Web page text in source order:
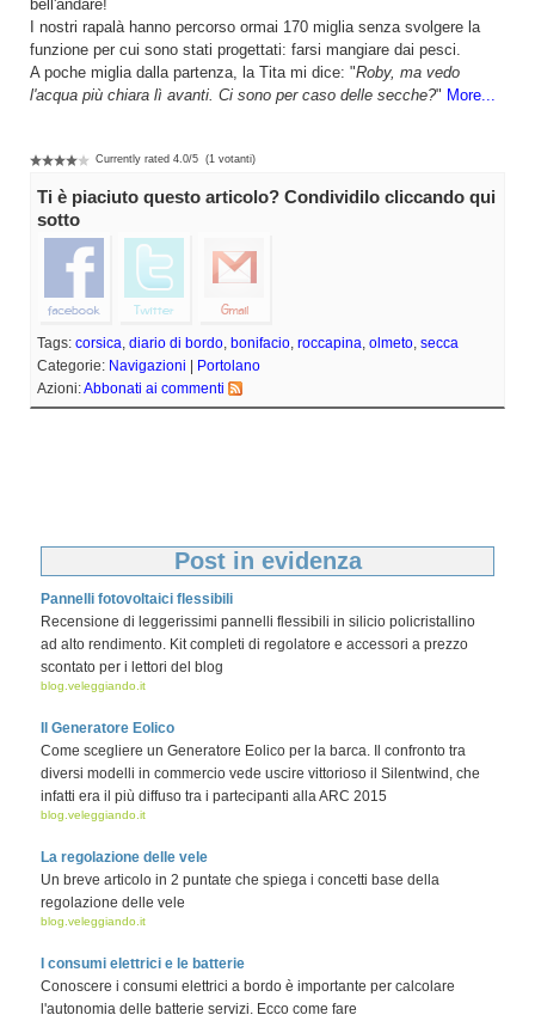
bell'andare!
I nostri rapalà hanno percorso ormai 170 miglia senza svolgere la
funzione per cui sono stati progettati: farsi mangiare dai pesci.
A poche miglia dalla partenza, la Tita mi dice: "Roby, ma vedo
l'acqua più chiara lì avanti. Ci sono per caso delle secche?" More...
Currently rated 4.0/5 (1 votanti)
Ti è piaciuto questo articolo? Condividilo cliccando qui
sotto
Tags: corsica diario di bordo bonifacio roccapina olmeto secca
Categorie: Navigazioni | Portolano
Azioni:Abbonati ai commenti
Post in evidenza
Pannelli fotovoltaici flessibili
Recensione di leggerissimi pannelli flessibili in silicio policristallino
ad alto rendimento. Kit completi di regolatore e accessori a prezzo
scontato per i lettori del blog
blog.veleggiando.it
Il Generatore Eolico
Come scegliere un Generatore Eolico per la barca. Il confronto tra
diversi modelli in commercio vede uscire vittorioso il Silentwind, che
infatti era il più diffuso tra i partecipanti alla ARC 2015
blog.veleggiando.it
La regolazione delle vele
Un breve articolo in 2 puntate che spiega i concetti base della
regolazione delle vele
blog.veleggiando.it
I consumi elettrici e le batterie
Conoscere i consumi elettrici a bordo è importante per calcolare
l'autonomia delle batterie servizi. Ecco come fare